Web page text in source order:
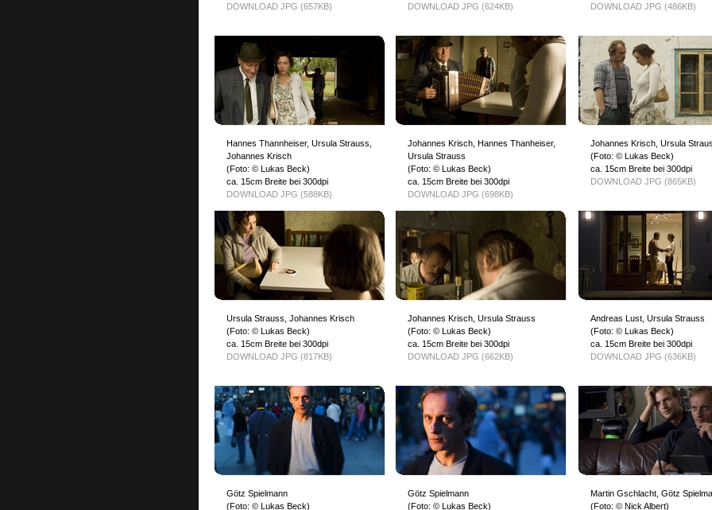
DOWNLOAD JPG (657KB)
DOWNLOAD JPG (486KB)
DOWNLOAD JPG (624KB)
Hannes Thannheiser, Ursula Strauss,
Johannes Krisch
(Foto: © Lukas Beck)
ca. 15cm Breite bei 300dpi
DOWNLOAD JPG (588KB)
Johannes Krisch, Ursula
(Foto: © Lukas Beck)
ca. 15cm Breite bei 300dpi
DOWNLOAD JPG (865KB)
Johannes Krisch, Hannes Thanheiser,
Ursula Strauss
(Foto: © Lukas Beck)
ca. 15cm Breite bei 300dpi
DOWNLOAD JPG (698KB)
Ursula Strauss, Johannes Krisch
(Foto: © Lukas Beck)
ca. 15cm Breite bei 300dpi
DOWNLOAD JPG (817KB)
Andreas Lust, Ursula Strauss
(Foto: © Lukas Beck)
ca. 15cm Breite bei 300dpi
DOWNLOAD JPG (636KB)
Johannes Krisch, Ursula Strauss
(Foto: © Lukas Beck)
ca. 15cm Breite bei 300dpi
DOWNLOAD JPG (662KB)
Götz Spielmann
(Foto: © Lukas Beck)
Martin Gschlacht, Götz
(Foto: © Nick Albert)
Götz Spielmann
(Foto: © Lukas Beck)